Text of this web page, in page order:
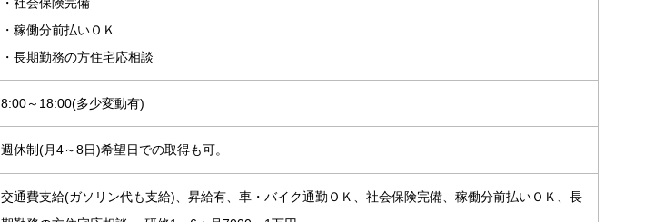
・稼働分前払いＯＫ
・長期勤務の方住宅応相談
8:00～18:00(多少変動有)
週休制(月4～8日)希望日での取得も可。
交通費支給(ガソリン代も支給)、昇給有、車・バイク通勤ＯＫ、社会保険完備、稼働分前払いＯＫ、長